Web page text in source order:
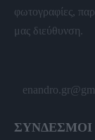
φωτογραφίες,
μας διεύθυνση.
ΣΥΝΔΕΣΜΟΙ